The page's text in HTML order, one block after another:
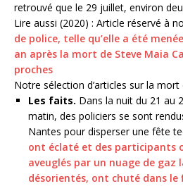
retrouvé que le 29 juillet, environ
Lire aussi (2020) : Article réservé à
de police, telle qu’elle a été
an après la mort de Steve Maia
proches
Notre sélection d’articles sur la
Les faits. Dans la nuit du 21 au
matin, des policiers se sont
Nantes pour disperser une fête
ont éclaté et des participants
aveuglés par un nuage de gaz
désorientés, ont chuté dans le